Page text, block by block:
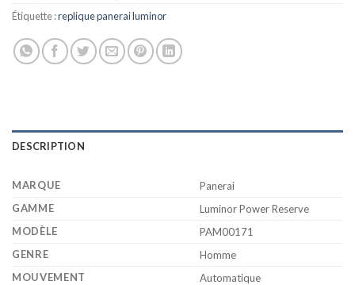
Étiquette :replique panerai luminor
DESCRIPTION
MARQUE
Panerai
GAMME
Luminor Power Reserve
MODÈLE
PAM00171
GENRE
Homme
MOUVEMENT
Automatique